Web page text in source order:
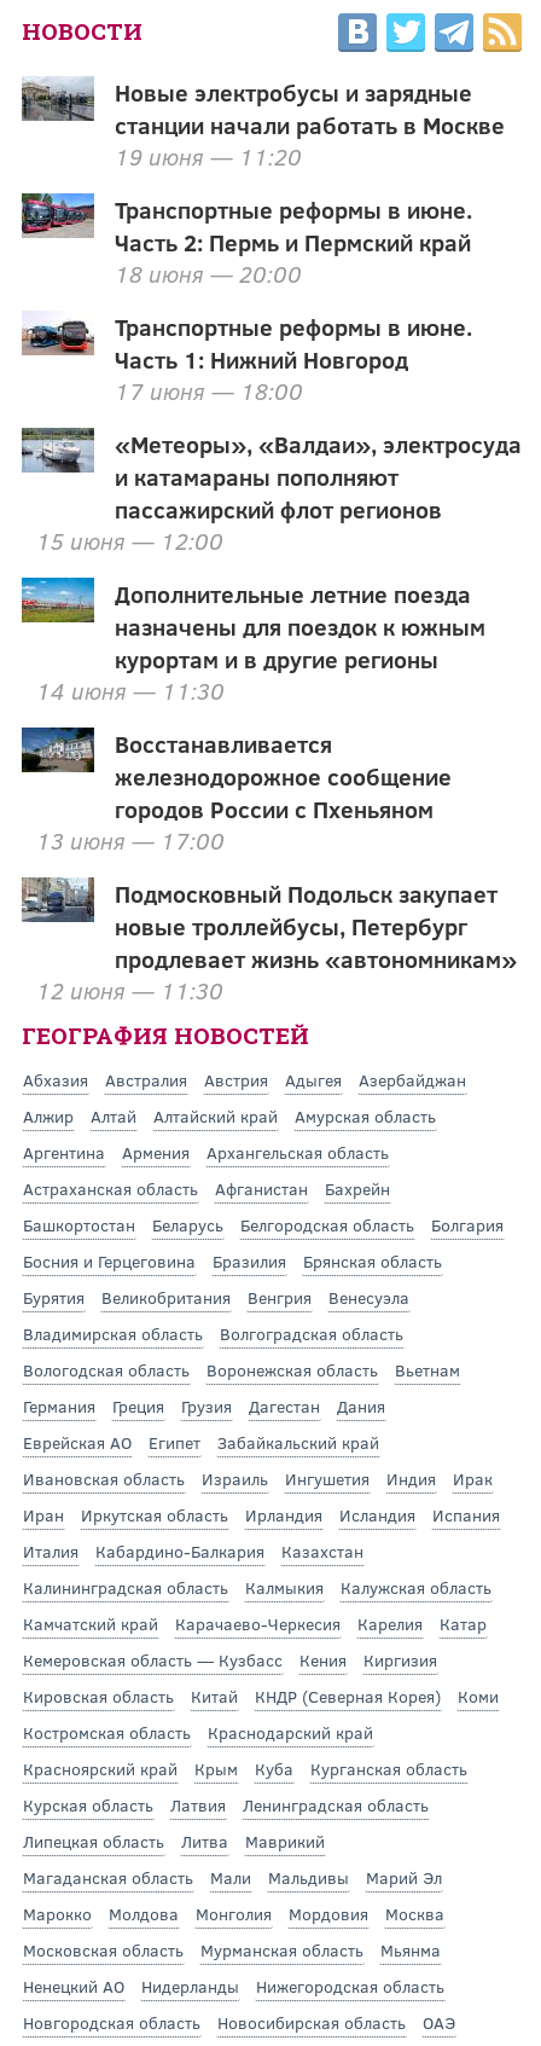
НОВОСТИ
Новые электробусы и зарядные
станции начали работать в Москве
19 июня — 11:20
Транспортные реформы в июне.
Часть 2: Пермь и Пермский край
18 июня — 20:00
Транспортные реформы в июне.
Часть 1: Нижний Новгород
17 июня — 18:00
«Метеоры», «Валдаи», электросуда
и катамараны пополняют
пассажирский флот регионов
15 июня — 12:00
Дополнительные летние поезда
назначены для поездок к южным
курортам и в другие регионы
14 июня — 11:30
Восстанавливается
железнодорожное сообщение
городов России с Пхеньяном
13 июня — 17:00
Подмосковный Подольск закупает
новые троллейбусы, Петербург
продлевает жизнь «автономникам»
12 июня — 11:30
ГЕОГРАФИЯ НОВОСТЕЙ
Абхазия Австралия Австрия Адыгея
Азербайджан
Алжир
Алтай Алтайский край
Амурская область
Аргентина
Армения
Архангельская область
Астраханская область
Афганистан
Бахрейн
Башкортостан
Беларусь Белгородская область
Болгария
Босния и Герцеговина
Бразилия
Брянская область
Бурятия
Великобритания Венгрия
Венесуэла
Владимирская область
Волгоградская область
Вологодская область
Воронежская область
Вьетнам
Германия
Греция Грузия Дагестан
Дания
Еврейская АО
Египет
Забайкальский край
Ивановская область
Израиль Ингушетия Индия
Ирак
Иран
Иркутская область Ирландия Исландия
Испания
Италия
Кабардино-Балкария
Казахстан
Калининградская область
Калмыкия
Калужская область
Камчатский край
Карачаево-Черкесия Карелия
Катар
Кемеровская область — Кузбасс
Кения
Киргизия
Кировская область
Китай КНДР (Северная Корея)
Коми
Костромская область
Краснодарский край
Красноярский край
Крым Куба
Курганская область
Курская область
Латвия
Ленинградская область
Липецкая область
Литва
Маврикий
Магаданская область
Мали Мальдивы
Марий Эл
Марокко
Молдова Монголия Мордовия
Москва
Московская область
Мурманская область
Мьянма
Ненецкий АО
Нидерланды
Нижегородская область
Новгородская область
Новосибирская область
ОАЭ